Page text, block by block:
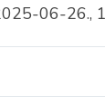
06-26.,